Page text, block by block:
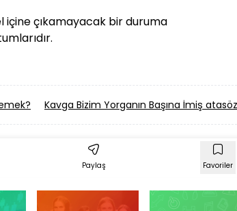
içine çıkamayacak bir duruma
Kavga Bizim Yorganın Başına İmiş
Paylaş Favoriler